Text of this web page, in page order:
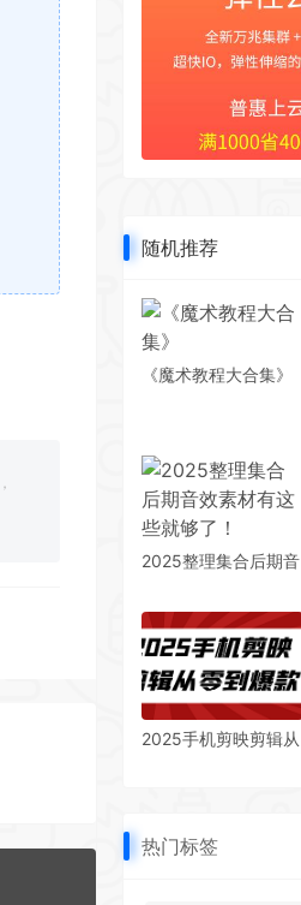
随机推荐
《魔术教程大合集》
2025整理集合后期音
了！
2025手机剪映剪辑从
热门标签